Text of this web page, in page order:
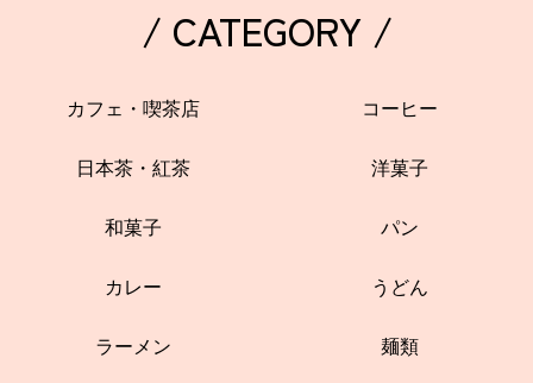
/ CATEGORY /
カフェ・喫茶店 コーヒー
日本茶・紅茶 洋菓子
和菓子 パン
カレー うどん
ラーメン 麺類